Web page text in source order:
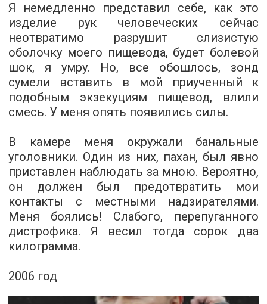
Я немедленно представил себе, как это
изделие рук человеческих сейчас
неотвратимо разрушит слизистую
оболочку моего пищевода, будет болевой
шок, я умру. Но, все обошлось, зонд
сумели вставить в мой приученный к
подобным экзекуциям пищевод, влили
смесь. У меня опять появились силы.
В камере меня окружали банальные
уголовники. Один из них, пахан, был явно
приставлен наблюдать за мною. Вероятно,
он должен был предотвратить мои
контакты с местными надзирателями.
Меня боялись! Слабого, перепуганного
дистрофика. Я весил тогда сорок два
килограмма.
2006 год